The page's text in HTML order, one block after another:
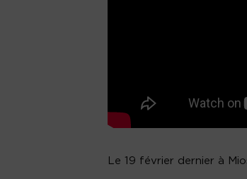
Le 19 février dernier à